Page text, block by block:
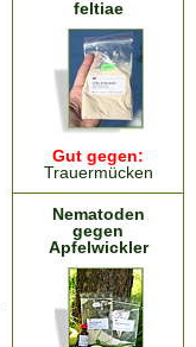
feltiae
Gut gegen:
Trauermücken
Nematoden
gegen
Apfelwickler